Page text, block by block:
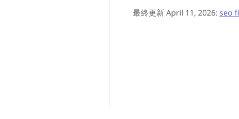
最終更新 April 11, 2026: seo